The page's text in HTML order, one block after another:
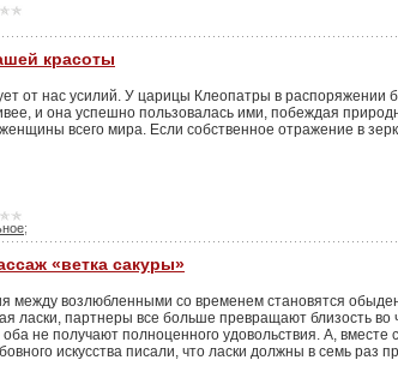
красоты
от нас усилий. У царицы Клеопатры в распоряжении
и она успешно пользовалась ими, побеждая
всего мира. Если собственное отражение в
;
«ветка сакуры»
между возлюбленными со временем становятся
ласки, партнеры все больше превращают близость во
не получают полноценного удовольствия. А, вместе
искусства писали, что ласки должны в семь раз